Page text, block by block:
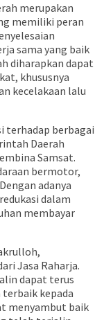
merupakan
memiliki peran
sama yang baik
diharapkan dapat
khususnya
kecelakaan lalu
terhadap berbagai
Daerah
Samsat.
bermotor,
adanya
dalam
membayar
Jasa Raharja.
dapat terus
kepada
menyambut baik